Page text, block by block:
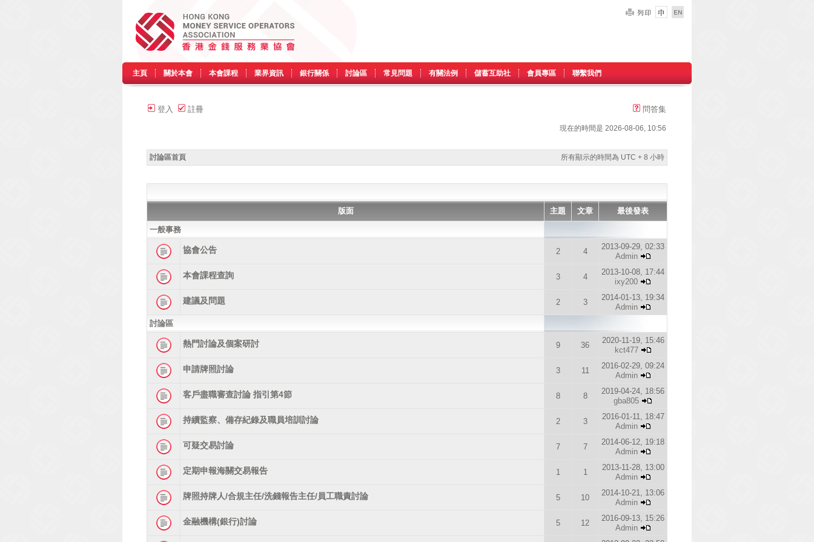
主頁 關於本會 本會課程 業界資訊 銀行關係 討論區 常見問題 有關法例 儲蓄互助社 會員專區 聯繫我們
登入 註冊 問答集
現在的時間是 2026-08-06, 10:56
討論區首頁 所有顯示的時間為 UTC + 8 小時
版面 主題 文章 最後發表
一般事務
協會公告 2 4
2013-09-29, 02:33
Admin
本會課程查詢 3 4
2013-10-08, 17:44
ixy200
建議及問題 2 3
2014-01-13, 19:34
Admin
討論區
熱門討論及個案研討 9 36
2020-11-19, 15:46
kct477
申請牌照討論 3 11
2016-02-29, 09:24
Admin
客戶盡職審查討論 指引第4節 8 8
2019-04-24, 18:56
gba805
持續監察、備存紀錄及職員培訓討論 2 3
2016-01-11, 18:47
Admin
可疑交易討論 7 7
2014-06-12, 19:18
Admin
定期申報海關交易報告 1 1
2013-11-28, 13:00
Admin
牌照持牌人/合規主任/洗錢報告主任/員工職責討論 5 10
2014-10-21, 13:06
Admin
金融機構(銀行)討論 5 12
2016-09-13, 15:26
Admin